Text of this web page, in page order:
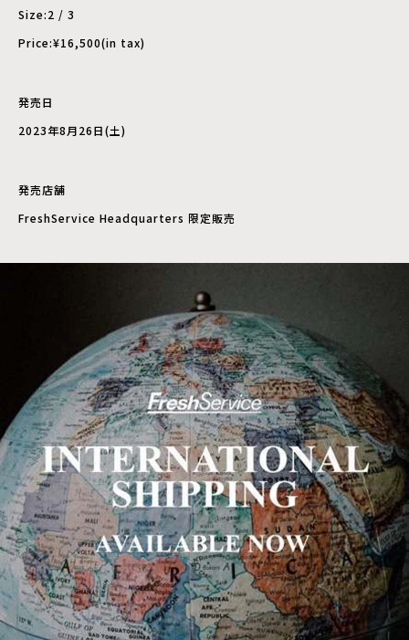
Size:2 / 3
Price:¥16,500(in tax)
発売日
2023年8月26日(土)
発売店舗
FreshService Headquarters 限定販売